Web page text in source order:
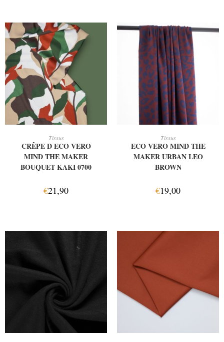
Tissus
CRÊPE D ECO VERO
MIND THE MAKER
BOUQUET KAKI 0700
€21,90
Tissus
ECO VERO MIND THE
MAKER URBAN LEO
BROWN
€19,00